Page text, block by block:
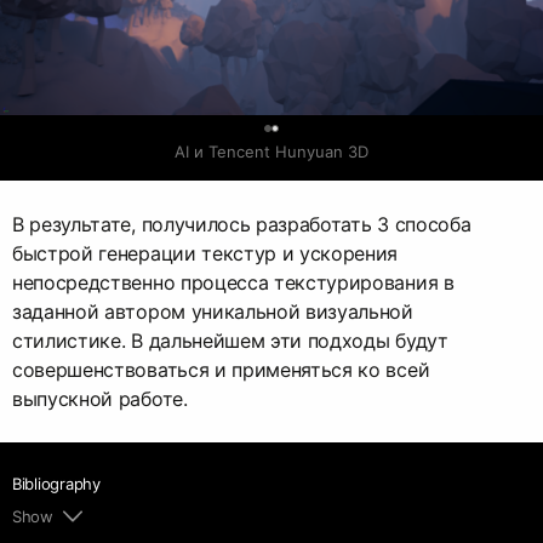
AI и Tencent Hunyuan 3D
В результате, получилось разработать 3 способа
быстрой генерации текстур и ускорения
непосредственно процесса текстурирования в
заданной автором уникальной визуальной
стилистике. В дальнейшем эти подходы будут
совершенствоваться и применяться ко всей
выпускной работе.
Bibliography
Show